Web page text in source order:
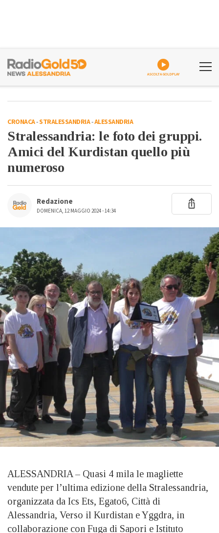
ASCOLTA GOLDPLAY
CRONACA-STRALESSANDRIA-ALESSANDRIA
Stralessandria: le foto dei gruppi.
Amici del Kurdistan quello più
numeroso
Redazione
DOMENICA, 12 MAGGIO 2024 - 14:34
ALESSANDRIA – Quasi 4 mila le magliette
vendute per l’ultima edizione della Stralessandria,
organizzata da Ics Ets, Egato6, Città di
Alessandria, Verso il Kurdistan e Yggdra, in
collaborazione con Fuga di Sapori e Istituto